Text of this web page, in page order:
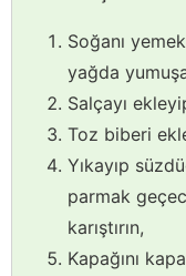
Soğanı
yağda
Salçayı
Toz biberi
Yıkayıp
parmak
karıştırın,
Kapağını